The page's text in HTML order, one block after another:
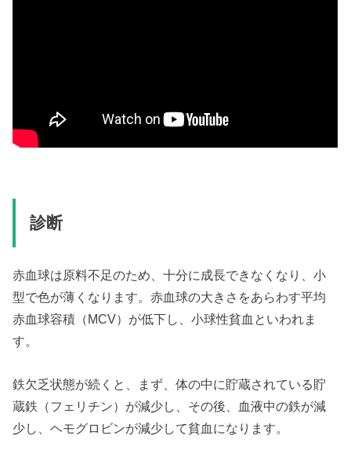
診断
赤血球は原料不足のため、十分に成長できなくなり、小
型で色が薄くなります。赤血球の大きさをあらわす平均
赤血球容積（MCV）が低下し、小球性貧血といわれま
す。
鉄欠乏状態が続くと、まず、体の中に貯蔵されている貯
蔵鉄（フェリチン）が減少し、その後、血液中の鉄が減
少し、ヘモグロビンが減少して貧血になります。